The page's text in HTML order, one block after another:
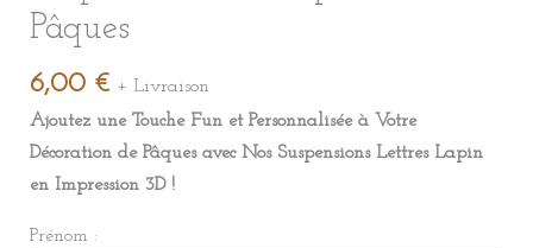
Pâques
6,00 € + Livraison
Ajoutez une Touche Fun et Personnalisée à Votre
Décoration de Pâques avec Nos Suspensions Lettres Lapin
en Impression 3D !
Prénom :